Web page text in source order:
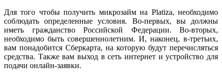
Для того чтобы получить микрозайм на Platiza, необходимо
соблюдать определенные условия. Во-первых, вы должны
иметь гражданство Российской Федерации. Во-вторых,
необходимо быть совершеннолетним. И, наконец, в-третьих,
вам понадобится Сберкарта, на которую будут перечисляться
средства. Также вам выход в сеть интернет и устройство для
подачи онлайн-заявки.